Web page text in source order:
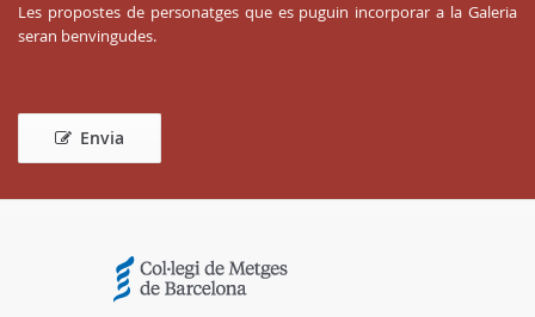
Les propostes de personatges que es puguin incorporar a la Galeria
seran benvingudes.
Envia